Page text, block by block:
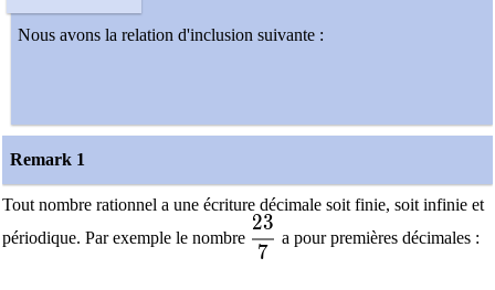
Nous avons la relation d'inclusion suivante :
Remark 1
Tout nombre rationnel a une écriture décimale soit finie, soit infinie et
périodique. Par exemple le nombre \dfrac{23}{7}
7
23
a pour premières décimales :